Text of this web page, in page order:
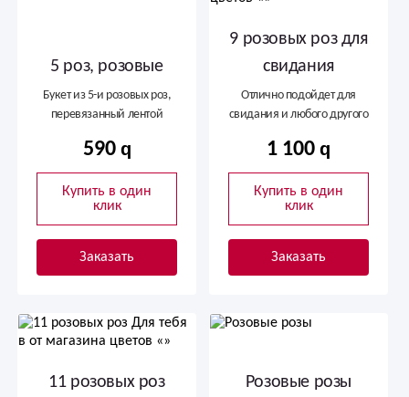
5 роз, розовые
Букет из 5-и розовых роз,
перевязанный лентой
590
Купить в один
клик
Заказать
9 розовых роз для
свидания
Отлично подойдет для
свидания и любого другого
1 100
Купить в один
клик
Заказать
11 розовых роз Розовые розы